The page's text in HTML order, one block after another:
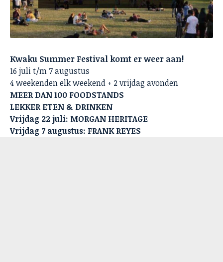
Kwaku Summer Festival komt er weer aan!
16 juli t/m 7 augustus
4 weekenden elk weekend + 2 vrijdag avonden
MEER DAN 100 FOODSTANDS
LEKKER ETEN & DRINKEN
Vrijdag 22 juli: MORGAN HERITAGE
Vrijdag 7 augustus: FRANK REYES